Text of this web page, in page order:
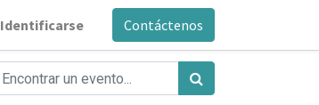
Identificarse Contáctenos